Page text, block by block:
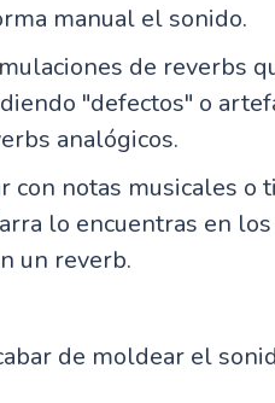
manual el sonido.
de reverbs
"defectos" o
analógicos.
con notas musicales o
lo encuentras en
un reverb.
de moldear el